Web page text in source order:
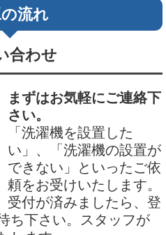
流れ
合わせ
まずはお気軽にご連絡下
さい。
「洗濯機を設置した
い」、「洗濯機の設置が
できない」といったご依
頼をお受けいたします。
受付が済みましたら、登
ち下さい。スタッフが